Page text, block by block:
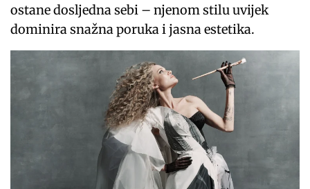
ostane dosljedna sebi – njenom stilu uvijek
dominira snažna poruka i jasna estetika.